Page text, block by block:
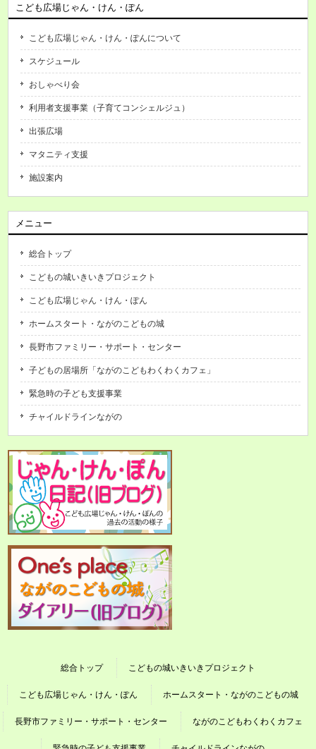
こども広場じゃん・けん・ぽん
こども広場じゃん・けん・ぽんについて
スケジュール
おしゃべり会
利用者支援事業（子育てコンシェルジュ）
出張広場
マタニティ支援
施設案内
メニュー
総合トップ
こどもの城いきいきプロジェクト
こども広場じゃん・けん・ぽん
ホームスタート・ながのこどもの城
長野市ファミリー・サポート・センター
子どもの居場所「ながのこどもわくわくカフェ」
緊急時の子ども支援事業
チャイルドラインながの
総合トップ こどもの城いきいきプロジェクト
こども広場じゃん・けん・ぽん ホームスタート・ながのこどもの城
長野市ファミリー・サポート・センター ながのこどもわくわくカフェ